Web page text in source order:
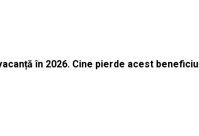
în 2026. Cine pierde acest beneficiu